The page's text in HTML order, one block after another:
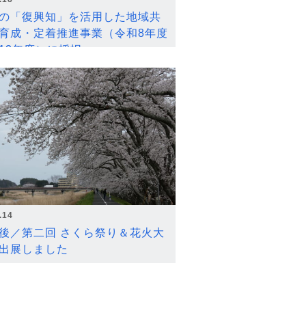
「復興知」を活用した地域共
成・定着推進事業（令和8年度
年度）に採択
／第二回 さくら祭り＆花火大
展しました